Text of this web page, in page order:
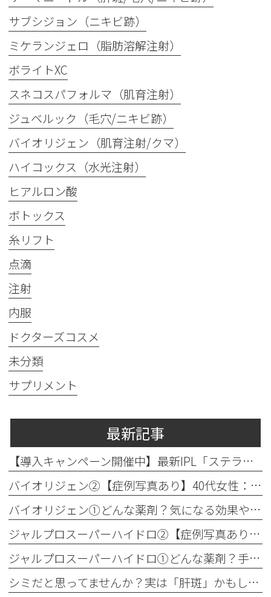
サブシジョン（ニキビ跡）
ミケランジェロ（脂肪溶解注射）
ボライトXC
スネコスパフォルマ（肌育注射）
ジュベルック（毛穴/ニキビ跡）
バイオリジェン（肌育注射/クマ）
ハイコックス（水光注射）
ヒアルロン酸
ボトックス
糸リフト
点滴
注射
内服
ドクターズコスメ
未分類
サプリメント
最新記事
【導入キャンペーン開催中】最新IPL「ステラM22」で透明感のある素肌へ
バイオリジェン②【症例写真あり】40代女性：目元の小じわ改善
バイオリジェン①どんな薬剤？気になる効果やダウンタイムについて解説
ジャルプロスーパーハイドロ②【症例写真あり】50代女性：ほうれい線・口横たるみ改善【手打ち注射】
ジャルプロスーパーハイドロ①どんな薬剤？手打ちとハイコックスの違いも解説
シミだと思ってませんか？実は「肝斑」かもしれません